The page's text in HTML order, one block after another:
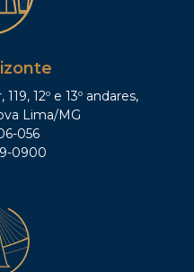
12º e 13º andares,
Lima/MG
056
0900